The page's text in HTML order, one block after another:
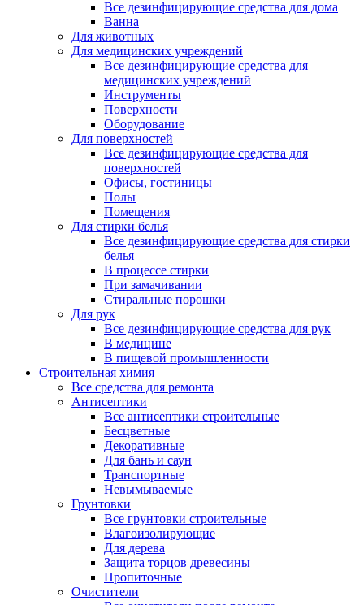
Все дезинфицирующие средства для дома
Ванна
Для животных
Для медицинских учреждений
Все дезинфицирующие средства для
медицинских учреждений
Инструменты
Поверхности
Оборудование
Для поверхностей
Все дезинфицирующие средства для
поверхностей
Офисы, гостиницы
Полы
Помещения
Для стирки белья
Все дезинфицирующие средства для стирки
белья
В процессе стирки
При замачивании
Стиральные порошки
Для рук
Все дезинфицирующие средства для рук
В медицине
В пищевой промышленности
Строительная химия
Все средства для ремонта
Антисептики
Все антисептики строительные
Бесцветные
Декоративные
Для бань и саун
Транспортные
Невымываемые
Грунтовки
Все грунтовки строительные
Влагоизолирующие
Для дерева
Защита торцов древесины
Пропиточные
Очистители